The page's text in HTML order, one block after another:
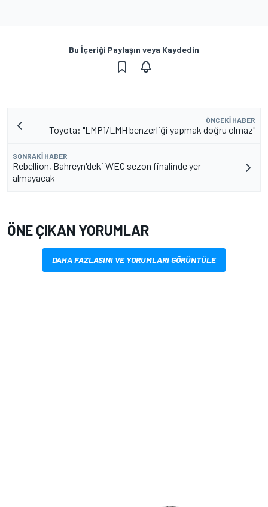
Bu İçeriği Paylaşın veya Kaydedin
ÖNCEKI HABER
Toyota: "LMP1/LMH benzerliği yapmak doğru olmaz"
SONRAKI HABER
Rebellion, Bahreyn'deki WEC sezon finalinde yer
almayacak
ÖNE ÇIKAN YORUMLAR
DAHA FAZLASINI VE YORUMLARI GÖRÜNTÜLE